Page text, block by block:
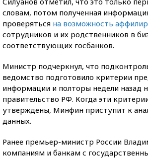
словам, потом полученная
проверяться на возможность
сотрудников и их родственников в
соответствующих госбанков.
Министр подчеркнул, что
ведомство подготовило критерии
информации и полторы недели назад
правительство РФ. Когда эти
утверждены, Минфин приступит к
данных.
Ранее премьер-министр России
компаниям и банкам с